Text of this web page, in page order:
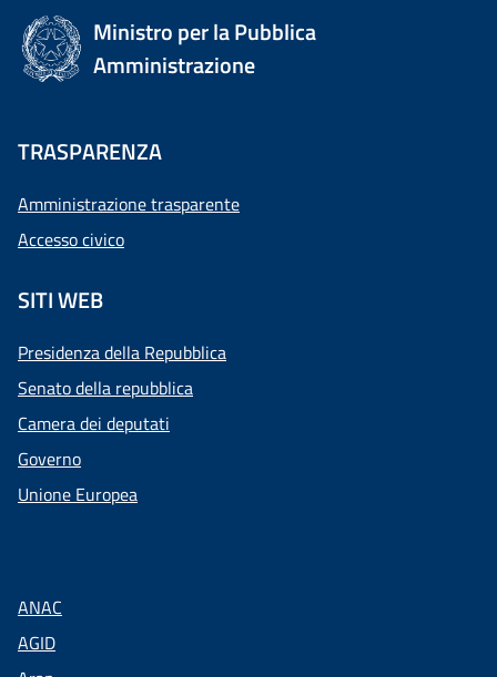
Ministro per la Pubblica
Amministrazione
TRASPARENZA
Amministrazione trasparente
Accesso civico
SITI WEB
Presidenza della Repubblica
Senato della repubblica
Camera dei deputati
Governo
Unione Europea
ANAC
AGID